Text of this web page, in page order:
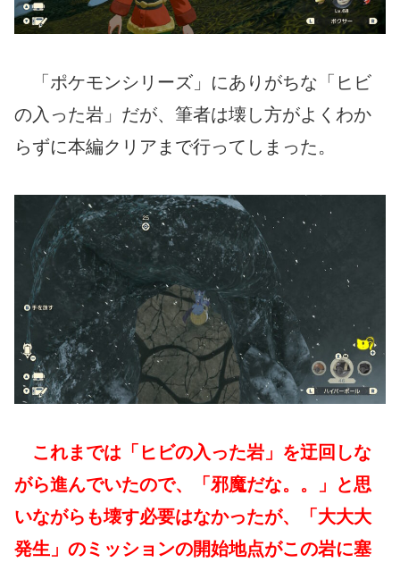
「ポケモンシリーズ」にありがちな「ヒビ
の入った岩」だが、筆者は壊し方がよくわか
らずに本編クリアまで行ってしまった。
これまでは「ヒビの入った岩」を迂回しな
がら進んでいたので、「邪魔だな。。」と思
いながらも壊す必要はなかったが、「大大大
発生」のミッションの開始地点がこの岩に塞